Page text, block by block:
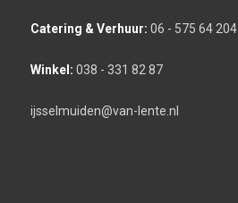
Catering & Verhuur: 06 - 575 64 204
Winkel: 038 - 331 82 87
ijsselmuiden@van-lente.nl